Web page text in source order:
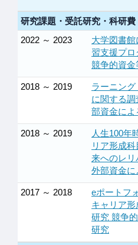
研究課題・受託研究・科研費
2022 ～ 2023
大学図書
習支援プ
競争的資
2018 ～ 2019
ラーニン
に関する
部資金によ
2018 ～ 2019
人生100年
リア形成
来へのレ
外部資金に
2017 ～ 2018
eポートフ
キャリア
研究 競争
研究